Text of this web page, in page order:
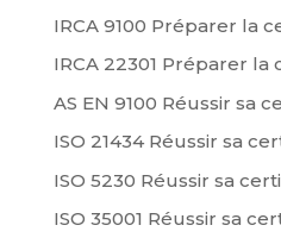
IRCA 9100 Préparer la
IRCA 22301 Préparer la
AS EN 9100 Réussir sa
ISO 21434 Réussir sa
ISO 5230 Réussir sa
ISO 35001 Réussir sa